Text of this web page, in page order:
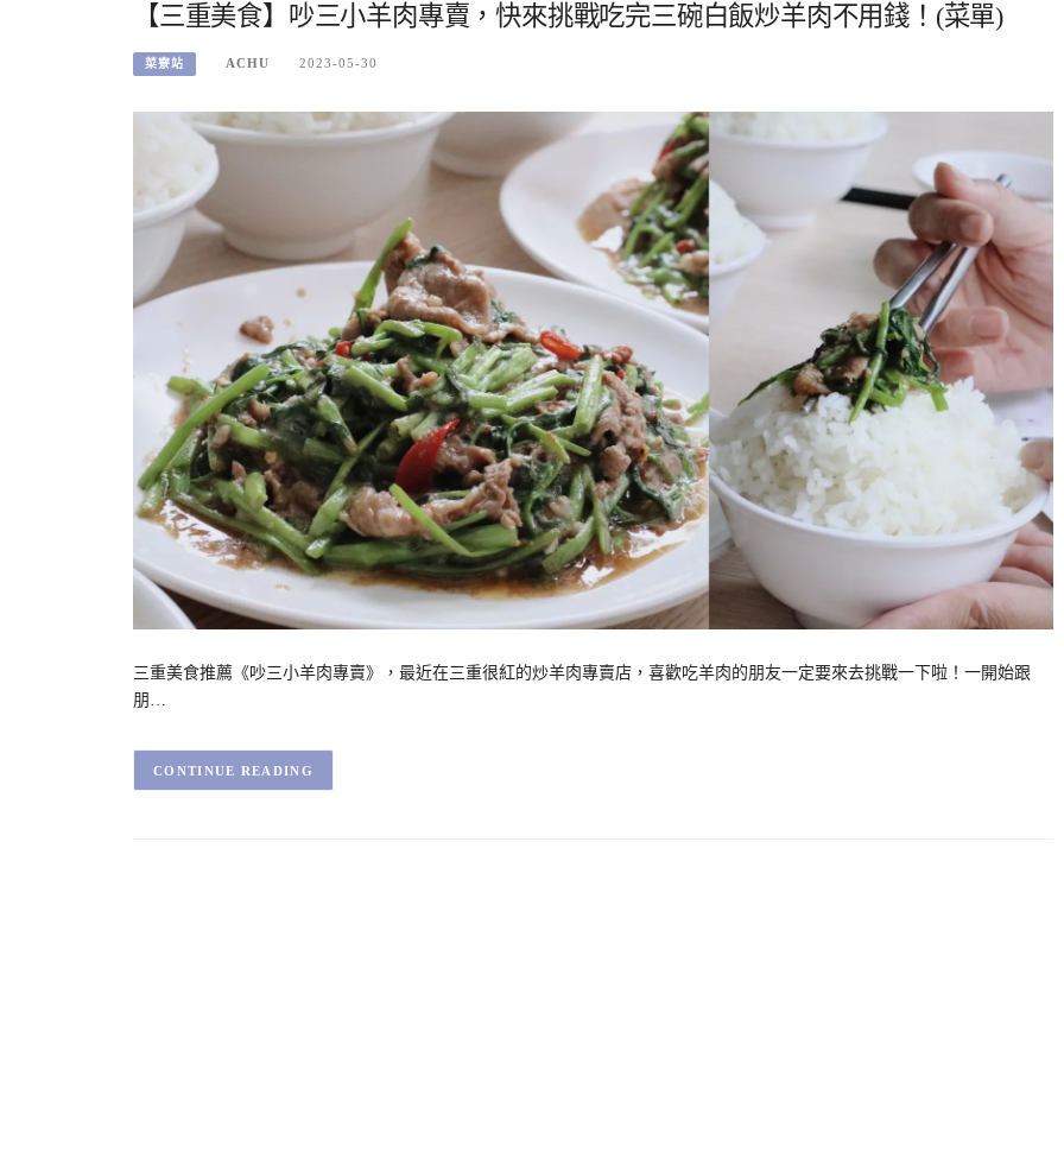
【三重美食】吵三小羊肉專賣，快來挑戰吃完三碗白飯炒羊肉不用錢！(菜單)
菜寮站 ACHU 2023-05-30
三重美食推薦《吵三小羊肉專賣》，最近在三重很紅的炒羊肉專賣店，喜歡吃羊肉的朋友一定要來去挑戰一下啦！一開始跟
朋…
CONTINUE READING